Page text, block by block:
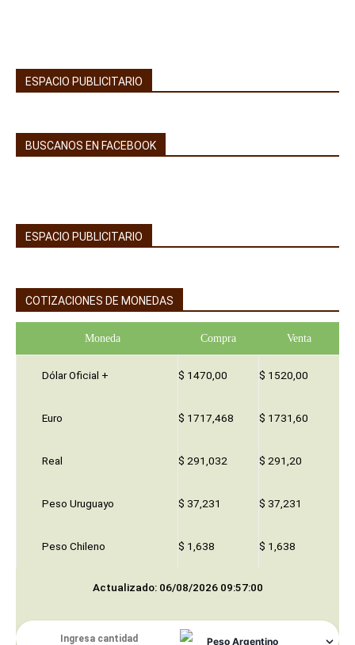
ESPACIO PUBLICITARIO
BUSCANOS EN FACEBOOK
ESPACIO PUBLICITARIO
COTIZACIONES DE MONEDAS
Moneda Compra Venta
Dólar Oficial + $ 1470,00 $ 1520,00
Euro $ 1717,468 $ 1731,60
Real $ 291,032 $ 291,20
Peso Uruguayo $ 37,231 $ 37,231
Peso Chileno $ 1,638 $ 1,638
Actualizado: 06/08/2026 09:57:00